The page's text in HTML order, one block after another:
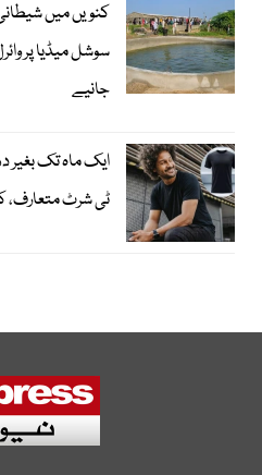
کنویں میں
سوشل میڈیا پر
جانیے
ایک ماہ تک بغیر
ٹی شرٹ متعارف،